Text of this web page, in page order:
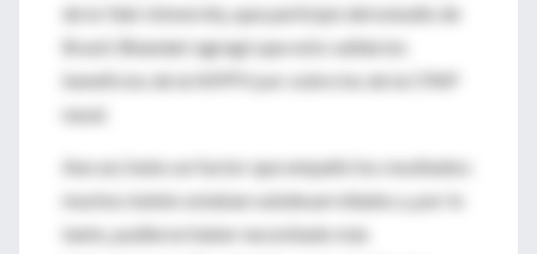
de la Yale University, que participó del estudio de
Brasil. Bhandari agregó que esto valida los
beneficios de la NIPPV por sobre los de la CPAP
nasal.
Aun así, hubo un factor que empañó los resultados:
muchos bebés estaban subdesarrollados y, por lo
tanto, pudieron haber necesitado más